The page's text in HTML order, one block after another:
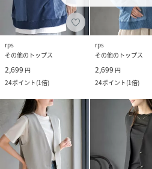
rps
その他のトップス
2,699 円
24ポイント(1倍)
rps
その他のトップス
2,699 円
24ポイント(1倍)